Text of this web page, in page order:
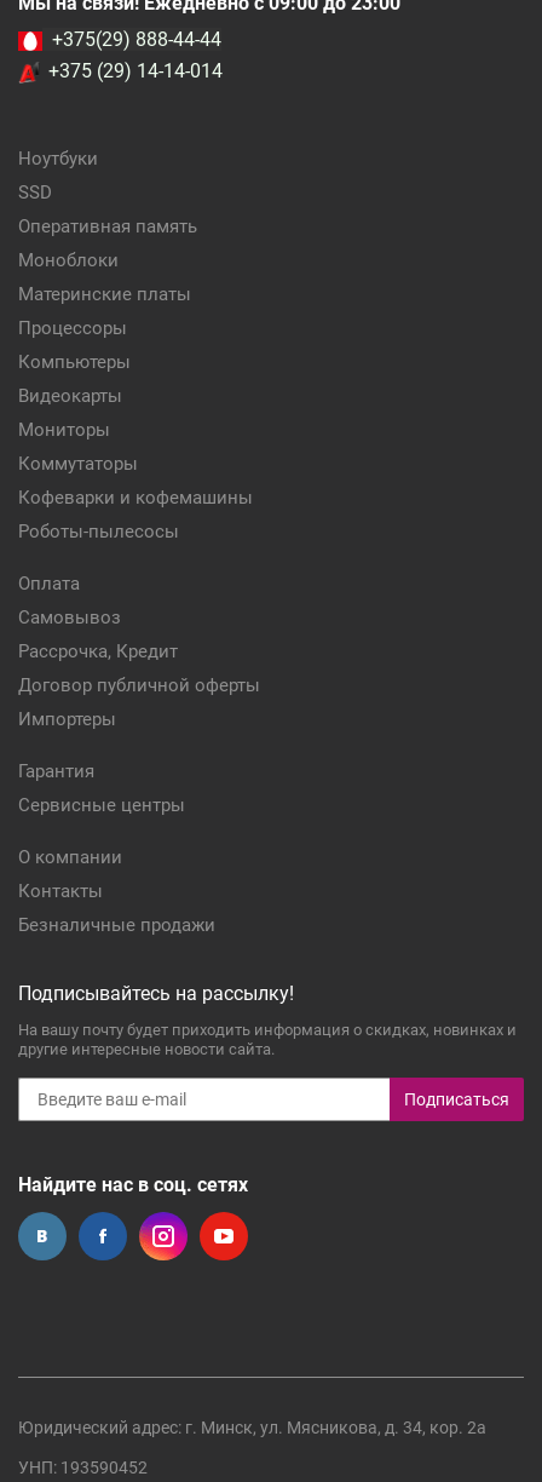
+375(29) 888-44-44
+375 (29) 14-14-014
Ноутбуки
SSD
Оперативная память
Моноблоки
Материнские платы
Процессоры
Компьютеры
Видеокарты
Мониторы
Коммутаторы
Кофеварки и кофемашины
Роботы-пылесосы
Оплата
Самовывоз
Рассрочка, Кредит
Договор публичной оферты
Импортеры
Гарантия
Сервисные центры
О компании
Контакты
Безналичные продажи
Подписывайтесь на рассылку!
На вашу почту будет приходить информация о скидках, новинках и
другие интересные новости сайта.
Подписаться
Найдите нас в соц. сетях
Юридический адрес: г. Минск, ул. Мясникова, д. 34, кор. 2а
УНП: 193590452